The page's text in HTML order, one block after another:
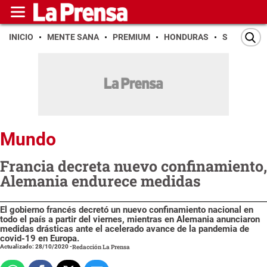
INICIO MENTE SANA PREMIUM HONDURAS SAN PEDRO
Mundo
Francia decreta nuevo confinamiento,
Alemania endurece medidas
El gobierno francés decretó un nuevo confinamiento nacional en
todo el país a partir del viernes, mientras en Alemania anunciaron
medidas drásticas ante el acelerado avance de la pandemia de
covid-19 en Europa.
Actualizado: 28/10/2020-Redacción La Prensa